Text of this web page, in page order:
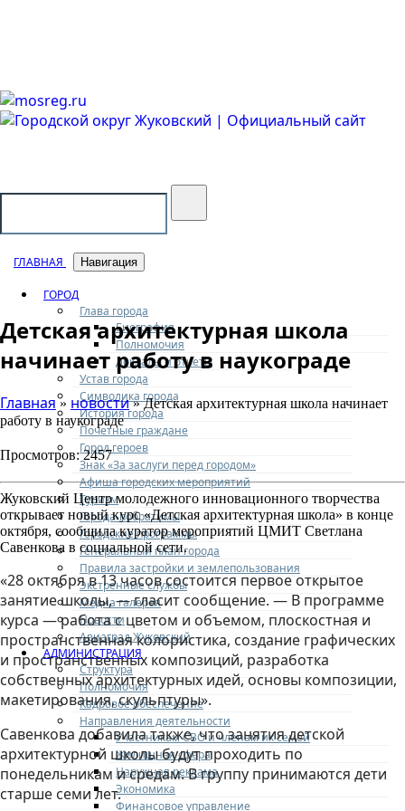
ГЛАВНАЯ Навигация
ГОРОД
Глава города
Биография
Полномочия
Доклады и отчеты
Устав города
Символика города
История города
Почетные граждане
Город героев
Знак «За заслуги перед городом»
Афиша городских мероприятий
Туризм
Города-побратимы
Городские программы
Генеральный план города
Правила застройки и землепользования
Экстренные службы
Медиа галерея
Новости
Авиаград Жуковский
АДМИНИСТРАЦИЯ
Структура
Полномочия
Кадровое обеспечение
Направления деятельности
Участникам СВО и членам их семей
Жилищная сфера
Наружная реклама
Экономика
Финансовое управление
Детская архитектурная школа
начинает работу в наукограде
Главная» новости» Детская архитектурная школа начинает
работу в наукограде
Просмотров: 2457
Жуковский Центр молодежного инновационного творчества
открывает новый курс «Детская архитектурная школа» в конце
октября, сообщила куратор мероприятий ЦМИТ Светлана
Савенкова в социальной сети.
«28 октября в 13 часов состоится первое открытое
занятие школы, — гласит сообщение. — В программе
курса — работа с цветом и объемом, плоскостная и
пространственная колористика, создание графических
и пространственных композиций, разработка
собственных архитектурных идей, основы композиции,
макетирования, скульптуры».
Савенкова добавила также, что занятия детской
архитектурной школы будут проходить по
понедельникам и средам. В группу принимаются дети
старше семи лет.